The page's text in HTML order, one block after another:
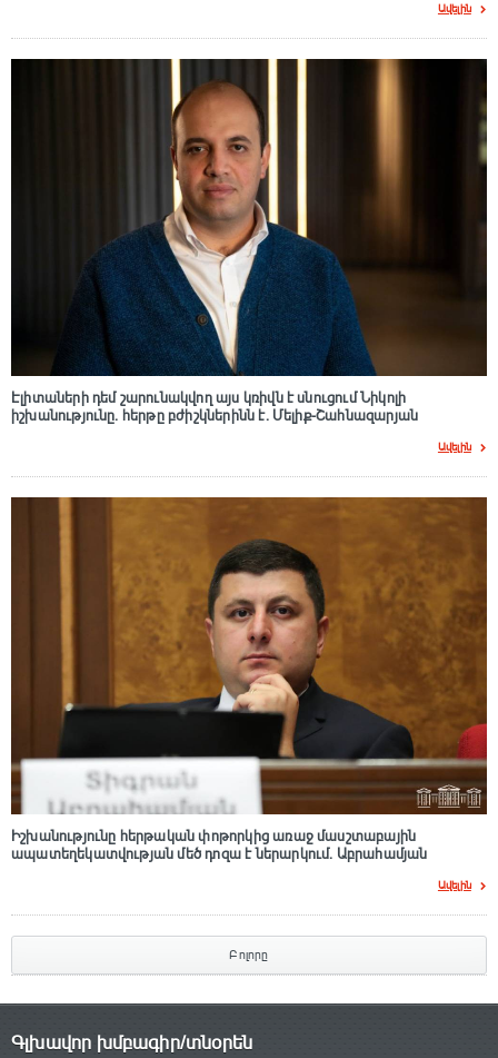
Ավելին
Էլիտաների դեմ շարունակվող այս կռիվն է սնուցում Նիկոլի
իշխանությունը. հերթը բժիշկներինն է. Մելիք-Շահնազարյան
Ավելին
Իշխանությունը հերթական փոթորկից առաջ մասշտաբային
ապատեղեկատվության մեծ դnզա է ներարկում․ Աբրահամյան
Ավելին
Բոլորը
Գլխավոր խմբագիր/տնօրեն